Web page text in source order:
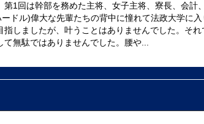
第1回は幹部を務めた主将、女子主将、寮長、会計
ドル)偉大な先輩たちの背中に憧れて法政大学に
指しましたが、叶うことはありませんでした。そ
て無駄ではありませんでした。腰や...